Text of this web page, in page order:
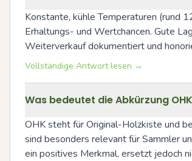
Konstante, kühle Temperaturen (rund
Erhaltungs- und Wertchancen. Gute
Weiterverkauf dokumentiert und
Vollständige Antwort lesen →
Was bedeutet die Abkürzung
OHK steht für Original-Holzkiste und
sind besonders relevant für Sammler
ein positives Merkmal, ersetzt jedoch